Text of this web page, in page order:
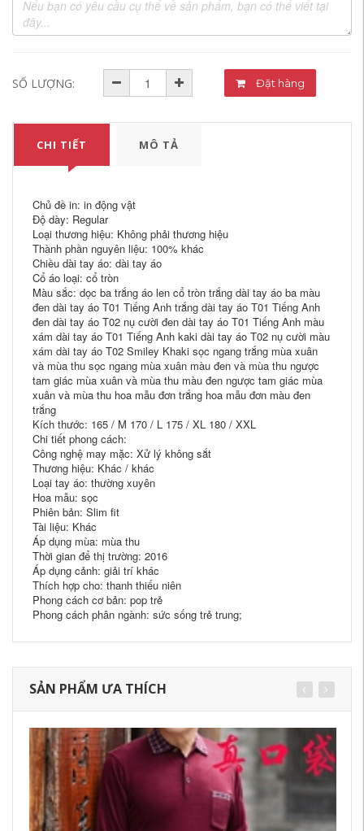
SỐ LƯỢNG: Đặt hàng
CHI TIẾT MÔ TẢ
Chủ đề in: in động vật
Độ dày: Regular
Loại thương hiệu: Không phải thương hiệu
Thành phần nguyên liệu: 100% khác
Chiều dài tay áo: dài tay áo
Cổ áo loại: cổ tròn
Màu sắc: dọc ba trắng áo len cổ tròn trắng dài tay áo ba màu
đen dài tay áo T01 Tiếng Anh trắng dài tay áo T01 Tiếng Anh
đen dài tay áo T02 nụ cười đen dài tay áo T01 Tiếng Anh màu
xám dài tay áo T01 Tiếng Anh kaki dài tay áo T02 nụ cười màu
xám dài tay áo T02 Smiley Khaki sọc ngang trắng mùa xuân
và mùa thu sọc ngang mùa xuân màu đen và mùa thu ngược
tam giác mùa xuân và mùa thu màu đen ngược tam giác mùa
xuân và mùa thu hoa mẫu đơn trắng hoa mẫu đơn màu đen
trắng
Kích thước: 165 / M 170 / L 175 / XL 180 / XXL
Chi tiết phong cách:
Công nghệ may mặc: Xử lý không sắt
Thương hiệu: Khác / khác
Loại tay áo: thường xuyên
Hoa mẫu: sọc
Phiên bản: Slim fit
Tài liệu: Khác
Áp dụng mùa: mùa thu
Thời gian để thị trường: 2016
Áp dụng cảnh: giải trí khác
Thích hợp cho: thanh thiếu niên
Phong cách cơ bản: pop trẻ
Phong cách phân ngành: sức sống trẻ trung;
SẢN PHẨM ƯA THÍCH